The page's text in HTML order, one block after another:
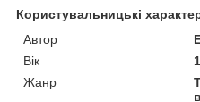
Користувальницькі
Автор
Вік
Жанр